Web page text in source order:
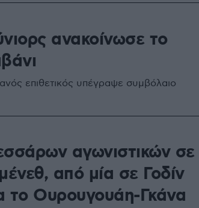
ανακοίνωσε το
επιθετικός υπέγραψε συμβόλαιο
αγωνιστικών σε
από μία σε Γοδίν
το Ουρουγουάη-Γκάνα